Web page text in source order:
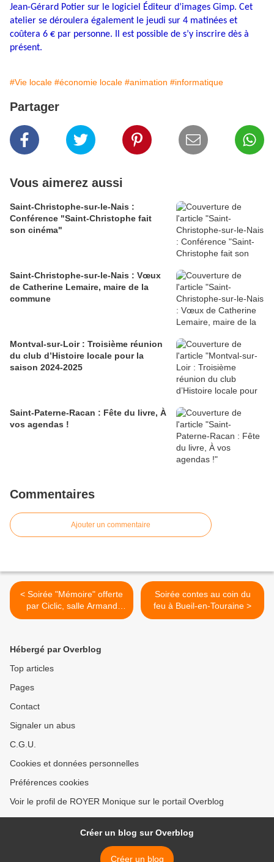
Jean-Gérard Potier sur le logiciel Éditeur d’images Gimp. Cet
atelier se déroulera également le jeudi sur 4 matinées et
coûtera 6 € par personne. Il est possible de s’y inscrire dès à
présent.
#Vie locale #économie locale #animation #informatique
Partager
Vous aimerez aussi
Saint-Christophe-sur-le-Nais :
Conférence "Saint-Christophe fait
son cinéma"
Saint-Christophe-sur-le-Nais : Vœux
de Catherine Lemaire, maire de la
commune
Montval-sur-Loir : Troisième réunion
du club d’Histoire locale pour la
saison 2024-2025
Saint-Paterne-Racan : Fête du livre, À
vos agendas !
Commentaires
Ajouter un commentaire
< Soirée "Mémoire" offerte
par Ciclic, salle Armand
Moisant, à Neucy-le-Roi
Soirée contes au coin du
feu à Bueil-en-Touraine >
Hébergé par Overblog
Top articles
Pages
Contact
Signaler un abus
C.G.U.
Cookies et données personnelles
Préférences cookies
Voir le profil de ROYER Monique sur le portail Overblog
Créer un blog sur Overblog
Créer un blog